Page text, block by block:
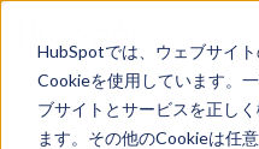
HubSpotでは、ウェブサイ
Cookieを使用しています。
ブサイトとサービスを正し
ます。その他のCookieは任